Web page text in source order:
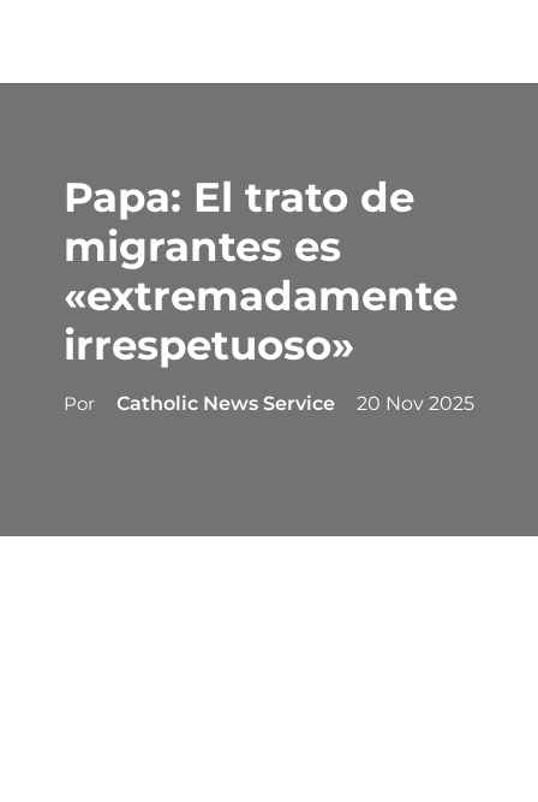
Papa: El trato de
migrantes es
«extremadamente
irrespetuoso»
Por Catholic News Service 20 Nov 2025